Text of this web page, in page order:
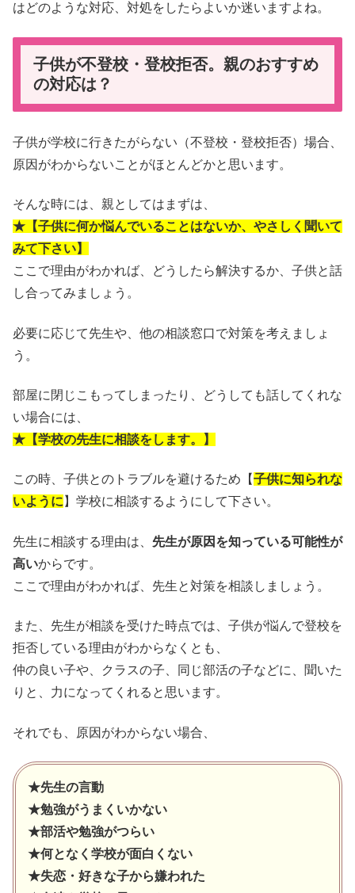
はどのような対応、対処をしたらよいか迷いますよね。
子供が不登校・登校拒否。親のおすすめ
の対応は？
子供が学校に行きたがらない（不登校・登校拒否）場合、
原因がわからないことがほとんどかと思います。
そんな時には、親としてはまずは、
★【子供に何か悩んでいることはないか、やさしく聞いて
みて下さい】
ここで理由がわかれば、どうしたら解決するか、子供と話
し合ってみましょう。
必要に応じて先生や、他の相談窓口で対策を考えましょ
う。
部屋に閉じこもってしまったり、どうしても話してくれな
い場合には、
★【学校の先生に相談をします。】
この時、子供とのトラブルを避けるため【子供に知られな
いように 】学校に相談するようにして下さい。
先生に相談する理由は、 先生が原因を知っている可能性が
高いからです。
ここで理由がわかれば、先生と対策を相談しましょう。
また、先生が相談を受けた時点では、子供が悩んで登校を
拒否している理由がわからなくとも、
仲の良い子や、クラスの子、同じ部活の子などに、聞いた
りと、力になってくれると思います。
それでも、原因がわからない場合、
★先生の言動
★勉強がうまくいかない
★部活や勉強がつらい
★何となく学校が面白くない
★失恋・好きな子から嫌われた